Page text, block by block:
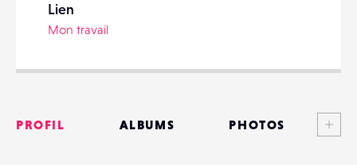
Lien
Mon travail
PROFIL ALBUMS PHOTOS